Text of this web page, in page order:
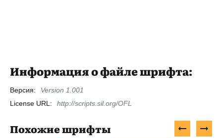
Информация о файле шрифта:
Версия:
Version 1.001
License URL:
http://scripts.sil.org/OFL
Похожие шрифты